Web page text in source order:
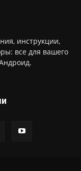
инструкции,
все для вашего